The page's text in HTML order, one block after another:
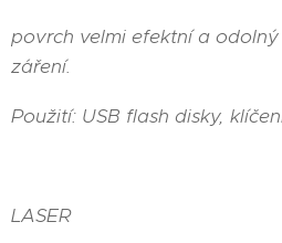
povrch velmi efektní a
záření.
Použití: USB flash disky,
LASER